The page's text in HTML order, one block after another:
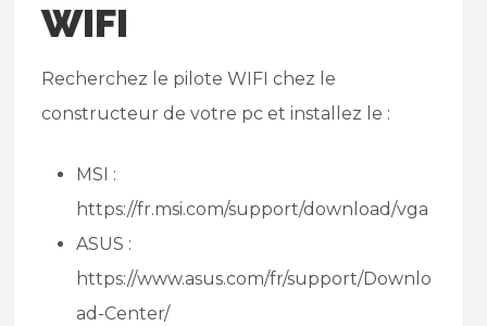
WIFI
Recherchez le pilote WIFI chez le
constructeur de votre pc et installez le :
MSI :
https://fr.msi.com/support/download/vga
ASUS :
https://www.asus.com/fr/support/Downlo
ad-Center/